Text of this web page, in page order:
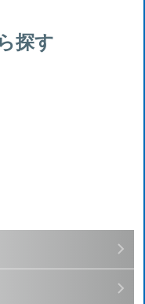
探す